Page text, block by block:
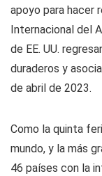
apoyo para hacer
Internacional del
de EE. UU.
duraderos y
de abril de 2023.
Como la quinta
mundo, y la más
46 países con la